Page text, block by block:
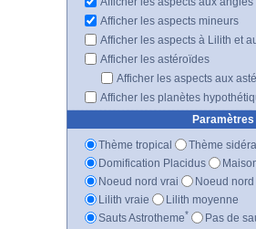
Afficher les aspects mineurs
Afficher les aspects à Lilith et
Afficher les astéroïdes
Afficher les aspects aux
Afficher les planètes
Thème tropical
Thème
Domification Placidus
Noeud nord vrai
Noeud
Lilith vraie
Lilith moyenne
Sauts Astrotheme* Pas de